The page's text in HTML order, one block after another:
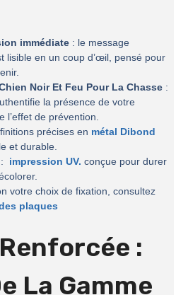
immédiate : le message
lisible en un coup d’œil, pensé pour
Noir Et Feu Pour La Chasse :
la présence de votre
l’effet de prévention.
précises en métal Dibond
et durable.
impression UV. conçue pour durer
votre choix de fixation, consultez
plaques
:
La Gamme